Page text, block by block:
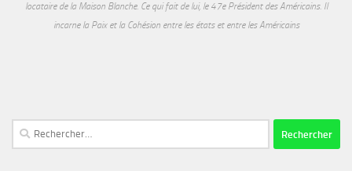
locataire de la Maison Blanche. Ce qui fait de lui, le 47e Président des Américains. Il
incarne la Paix et la Cohésion entre les états et entre les Américains
Rechercher :